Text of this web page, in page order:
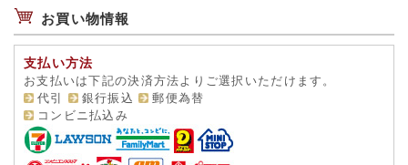
お買い物情報
支払い方法
お支払いは下記の決済方法よりご選択いただけます。
代引
銀行振込
郵便為替
コンビニ払込み